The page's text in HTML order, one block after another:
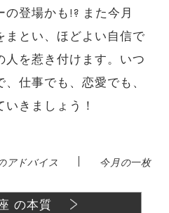
登場かも!? また今月
まとい、ほどよい自信で
を惹き付けます。いつ
仕事でも、恋愛でも、
きましょう！
アドバイス | 今月の一枚
の本質